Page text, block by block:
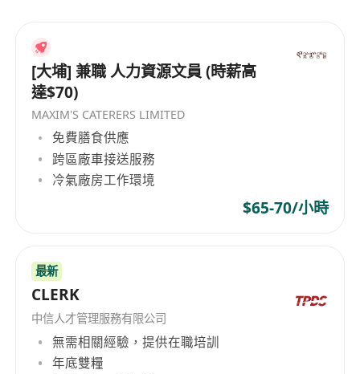
1. 學歷與經驗： 持有大學本科或以上學歷，具備至
少 2 年國際貿易、跟單或相關文職工作經驗。
2. 語言能力： 必須具備流利粵語及良好英語溝通能
力，能獨立處理英文商務電郵及電話查詢。
3. 技能要求： 精通 Microsoft Office 軟件（Excel,
Word, Outlook），具備良好數據處理及文書處理
能力。
4. 資格證明： 必須持有香港永久性居民身份證及有
[大埔] 兼職 人力資源文員 (時薪高
達$70)
MAXIM'S CATERERS LIMITED
免費膳食供應
跨區廠車接送服務
冷氣廠房工作環境
$65-70/小時
最新
CLERK
中信人才管理服務有限公司
無需相關經驗，提供在職培訓
年底雙糧